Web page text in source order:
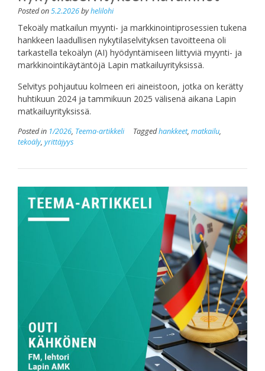
Posted on5.2.2026byhelilohi
Tekoäly matkailun myynti- ja markkinointiprosessien tukena
hankkeen laadullisen nykytilaselvityksen tavoitteena oli
tarkastella tekoälyn (AI) hyödyntämiseen liittyviä myynti- ja
markkinointikäytäntöjä Lapin matkailuyrityksissä.
Selvitys pohjautuu kolmeen eri aineistoon, jotka on kerätty
huhtikuun 2024 ja tammikuun 2025 välisenä aikana Lapin
matkailuyrityksissä.
Posted in 1/2026, Teema-artikkeli Taggedhankkeet, matkailu,
tekoäly, yrittäjyys